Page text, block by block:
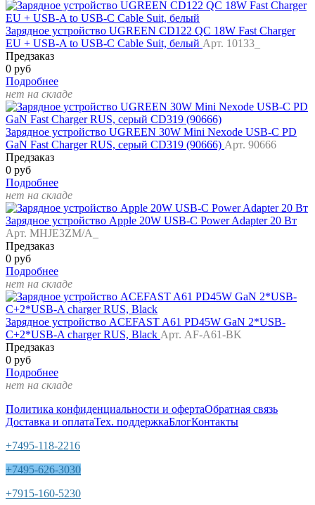
Зарядное устройство UGREEN CD122 QC 18W Fast Charger
EU + USB-A to USB-C Cable Suit, белый Арт. 10133_
Предзаказ
0 руб
Подробнее
нет на складе
Зарядное устройство UGREEN 30W Mini Nexode USB-C PD
GaN Fast Charger RUS, серый CD319 (90666) Арт. 90666
Предзаказ
0 руб
Подробнее
нет на складе
Зарядное устройство Apple 20W USB-C Power Adapter 20 Вт
Арт. MHJE3ZM/A_
Предзаказ
0 руб
Подробнее
нет на складе
Зарядное устройство ACEFAST A61 PD45W GaN 2*USB-
C+2*USB-A charger RUS, Black Арт. AF-A61-BK
Предзаказ
0 руб
Подробнее
нет на складе
Политика конфиденциальности и офертаОбратная связь
Доставка и оплатаТех. поддержкаБлогКонтакты
+7495-118-2216
+7495-626-3030
+7915-160-5230